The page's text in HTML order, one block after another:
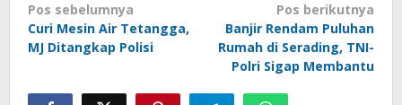
Navigasi
pos
Pos sebelumnya
Curi Mesin Air Tetangga,
MJ Ditangkap Polisi
Pos berikutnya
Banjir Rendam Puluhan
Rumah di Serading, TNI-
Polri Sigap Membantu